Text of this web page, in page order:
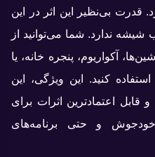
قدرت بی‌نظیر این اثر در این
شیشه ندارد. شما می‌توانید از
آکواریوم، پنجره خانه، یا
کنید. این ویژگی، این
قابل اعتمادترین اثرات برای
خودجوش و حتی برنامه‌های